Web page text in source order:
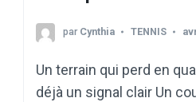
par Cynthia TENNIS
Un terrain qui perd en
déjà un signal clair Un